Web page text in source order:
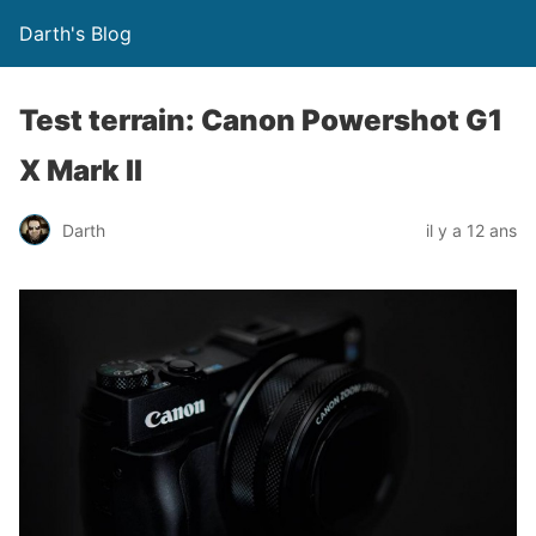
Darth's Blog
Test terrain: Canon Powershot G1
X Mark II
Darth il y a 12 ans